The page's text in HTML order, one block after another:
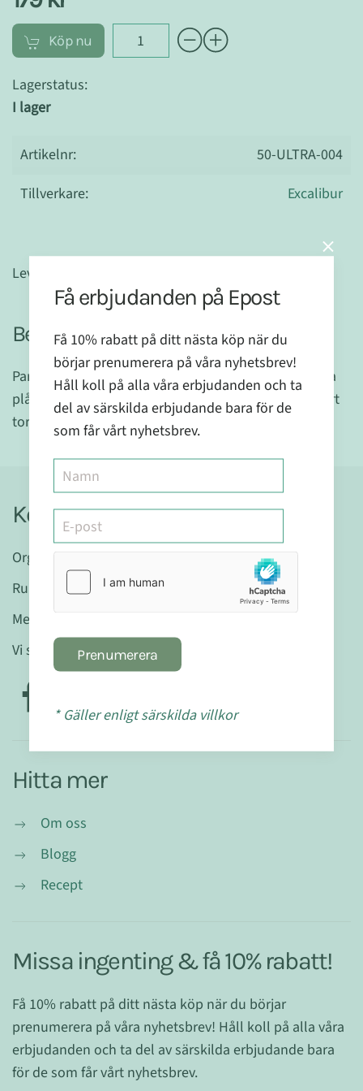
Köp nu
Lagerstatus:
I lager
Artikelnr:
50-ULTRA-004
Tillverkare:
Excalibur
Leveranstid: ca 3-5 arbetsdagar
Beskrivning
Paraflexx Ultra torkpapper tillExcalibur
tork med fyra
plåtar. Lite tjockare och är därmed ännu med hållbart
torkpapper. Kan användas igen och igen.
Kontakt
Organisationsnr: 559404-7580
Runslingan 20 D • 224 77 Lund
Mejla oss gärna:
Vi svarar inom 48 h
Hitta mer
Om oss
Blogg
Recept
Missa ingenting & få 10% rabatt!
Få 10% rabatt på ditt nästa köp när du börjar
prenumerera på våra nyhetsbrev! Håll koll på alla våra
erbjudanden och ta del av särskilda erbjudande bara
för de som får vårt nyhetsbrev.
Få erbjudanden på Epost
Få 10% rabatt på ditt nästa köp när du
börjar prenumerera på våra nyhetsbrev!
Håll koll på alla våra erbjudanden och ta
del av särskilda erbjudande bara för de
som får vårt nyhetsbrev.
Prenumerera
* Gäller enligt särskilda villkor